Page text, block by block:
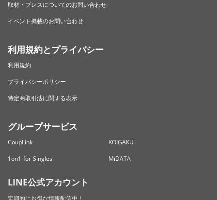
取材・プレスについてのお問い合わせ
イベント掲載のお問い合わせ
利用規約とプライバシー
利用規約
プライバシーポリシー
特定商取引法に関する表示
グループサービス
CoupLink
KOIGAKU
1on1 for Singles
MiDATA
LINE公式アカウント
定期的にお得な情報配信中！